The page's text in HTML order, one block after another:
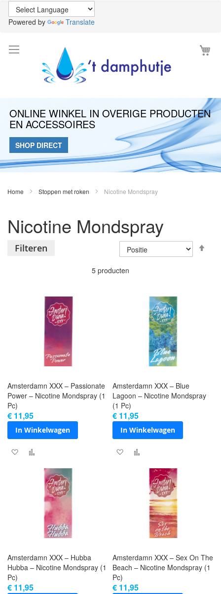
Powered by Translate
ONLINE WINKEL IN OVERIGE PRODUCTEN
EN ACCESSOIRES
SHOP DIRECT
Home Stoppen met roken Nicotine Mondspray
Nicotine Mondspray
5 producten
Amsterdamn XXX – Passionate
Power – Nicotine Mondspray (1
Pc)
€ 11,95
In Winkelwagen
Voeg toe aan verlanglijst
Toevoegen om te vergelijken
Amsterdamn XXX – Blue
Lagoon – Nicotine Mondspray
(1 Pc)
€ 11,95
In Winkelwagen
Voeg toe aan verlanglijst
Amsterdamn XXX – Hubba
Hubba – Nicotine Mondspray (1
Pc)
€ 11,95
Amsterdamn XXX – Sex On The
Beach – Nicotine Mondspray (1
Pc)
€ 11,95
Filteren